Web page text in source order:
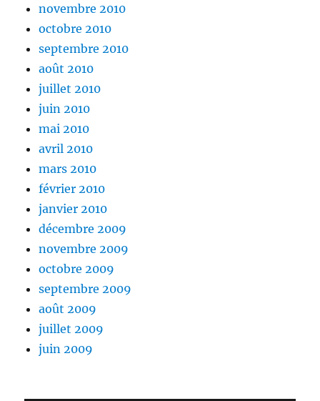
novembre 2010
octobre 2010
septembre 2010
août 2010
juillet 2010
juin 2010
mai 2010
avril 2010
mars 2010
février 2010
janvier 2010
décembre 2009
novembre 2009
octobre 2009
septembre 2009
août 2009
juillet 2009
juin 2009